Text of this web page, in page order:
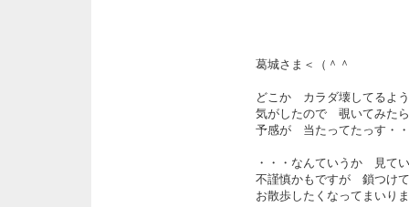
葛城さま＜（＾＾
どこか カラダ壊してるよ
気がしたので 覗いてみたら
予感が 当たってたっす・
・・・なんていうか 見て
不謹慎かもですが 鎖つ
お散歩したくなってまいり